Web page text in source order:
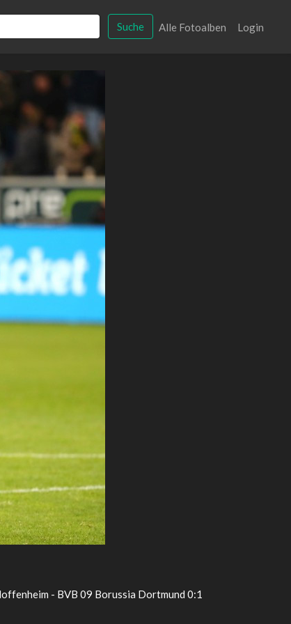
Suche Alle Fotoalben Login
- BVB 09 Borussia Dortmund 0:1